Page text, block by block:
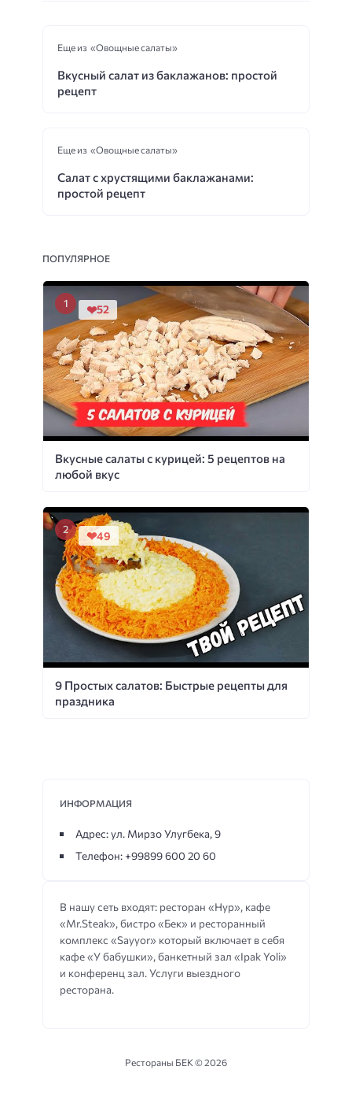
Еще из «Овощные салаты»
Вкусный салат из баклажанов: простой
рецепт
Еще из «Овощные салаты»
Салат с хрустящими баклажанами:
простой рецепт
ПОПУЛЯРНОЕ
Вкусные салаты с курицей: 5 рецептов на
любой вкус
52
9 Простых салатов: Быстрые рецепты для
праздника
49
В нашу сеть входят: ресторан «Нур», кафе
«Mr.Steak», бистро «Бек» и ресторанный
комплекс «Sayyor» который включает в себя
кафе «У бабушки», банкетный зал «Ipak Yoli»
и конференц зал. Услуги выездного
ресторана.
ИНФОРМАЦИЯ
Адрес: ул. Мирзо Улугбека, 9
Телефон: +99899 600 20 60
Рестораны БЕК ©2026